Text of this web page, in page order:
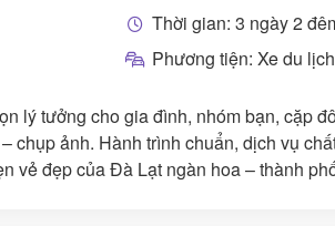
Thời gian: 3 ngày 2
Phương tiện: Xe du lịch
lý tưởng cho gia đình, nhóm bạn, cặp
chụp ảnh. Hành trình chuẩn, dịch vụ
vẻ đẹp của Đà Lạt ngàn hoa – thành